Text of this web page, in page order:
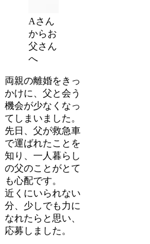
Aさん
からお
父さん
へ
両親の離婚をきっ
かけに、父と会う
機会が少なくなっ
てしまいました。
先日、父が救急車
で運ばれたことを
知り、一人暮らし
の父のことがとて
も心配です。
近くにいられない
分、少しでも力に
なれたらと思い、
応募しました。